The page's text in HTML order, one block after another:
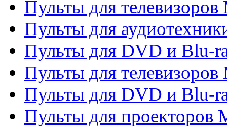
Пульты для телевизоров
Пульты для
Пульты для DVD и Blu-
Пульты для
Пульты для DVD и Blu-
Пульты для проекторов